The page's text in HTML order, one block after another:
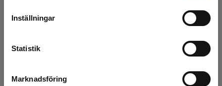
Inställningar
Statistik
Marknadsföring